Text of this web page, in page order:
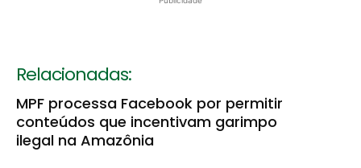
Relacionadas:
MPF processa Facebook por permitir
conteúdos que incentivam garimpo
ilegal na Amazônia